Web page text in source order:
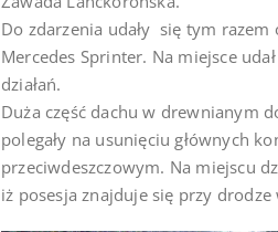
Do zdarzenia udały się tym razem
Mercedes Sprinter. Na miejsce
działań.
Duża część dachu w drewnianym
polegały na usunięciu głównych
przeciwdeszczowym. Na miejscu
iż posesja znajduje się przy